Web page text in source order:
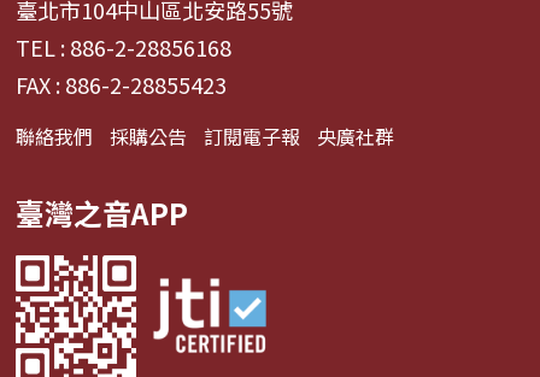
臺北市104中山區北安路55號
TEL : 886-2-28856168
FAX : 886-2-28855423
聯絡我們 採購公告 訂閱電子報 央廣社群
臺灣之音APP